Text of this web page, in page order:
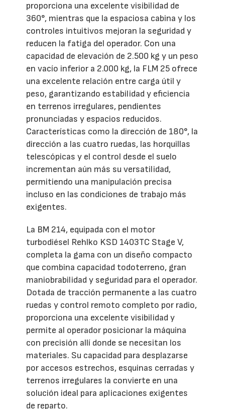
proporciona una excelente visibilidad de
360°, mientras que la espaciosa cabina y los
controles intuitivos mejoran la seguridad y
reducen la fatiga del operador. Con una
capacidad de elevación de 2.500 kg y un peso
en vacío inferior a 2.000 kg, la FLM 25 ofrece
una excelente relación entre carga útil y
peso, garantizando estabilidad y eficiencia
en terrenos irregulares, pendientes
pronunciadas y espacios reducidos.
Características como la dirección de 180°, la
dirección a las cuatro ruedas, las horquillas
telescópicas y el control desde el suelo
incrementan aún más su versatilidad,
permitiendo una manipulación precisa
incluso en las condiciones de trabajo más
exigentes.
La BM 214, equipada con el motor
turbodiésel Rehlko KSD 1403TC Stage V,
completa la gama con un diseño compacto
que combina capacidad todoterreno, gran
maniobrabilidad y seguridad para el operador.
Dotada de tracción permanente a las cuatro
ruedas y control remoto completo por radio,
proporciona una excelente visibilidad y
permite al operador posicionar la máquina
con precisión allí donde se necesitan los
materiales. Su capacidad para desplazarse
por accesos estrechos, esquinas cerradas y
terrenos irregulares la convierte en una
solución ideal para aplicaciones exigentes
de reparto.